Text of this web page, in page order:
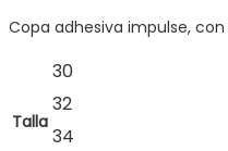
Copa adhesiva impulse,
Talla
30
32
34